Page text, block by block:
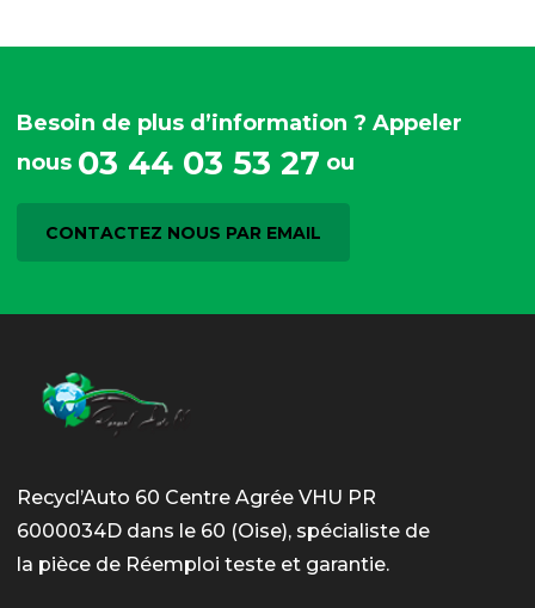
Besoin de plus d’information ? Appeler
nous 03 44 03 53 27 ou
CONTACTEZ NOUS PAR EMAIL
Recycl’Auto 60 Centre Agrée VHU PR
6000034D dans le 60 (Oise), spécialiste de
la pièce de Réemploi teste et garantie.